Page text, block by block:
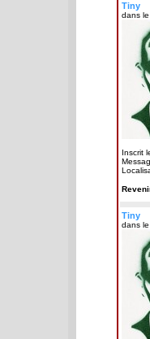
Tiny
dans
Inscrit
Tiny
dans